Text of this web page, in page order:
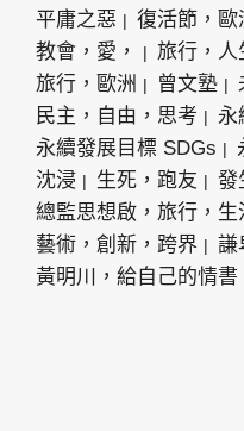
平庸之惡
復活節，歐
教會，愛，
旅行，人
旅行，歐洲
曾文塾
民主，自由，思考
永
永續發展目標 SDGs
沈浸
生死，跑友 發
總監思想啟，旅行，生
藝術，創新，跨界
謙
黃明川，給自己的情書